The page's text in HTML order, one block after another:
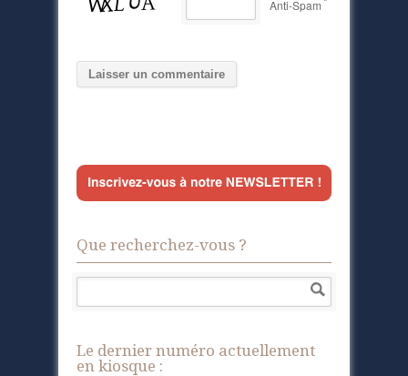
Anti-Spam
Que recherchez-vous ?
Le dernier numéro actuellement
en kiosque :